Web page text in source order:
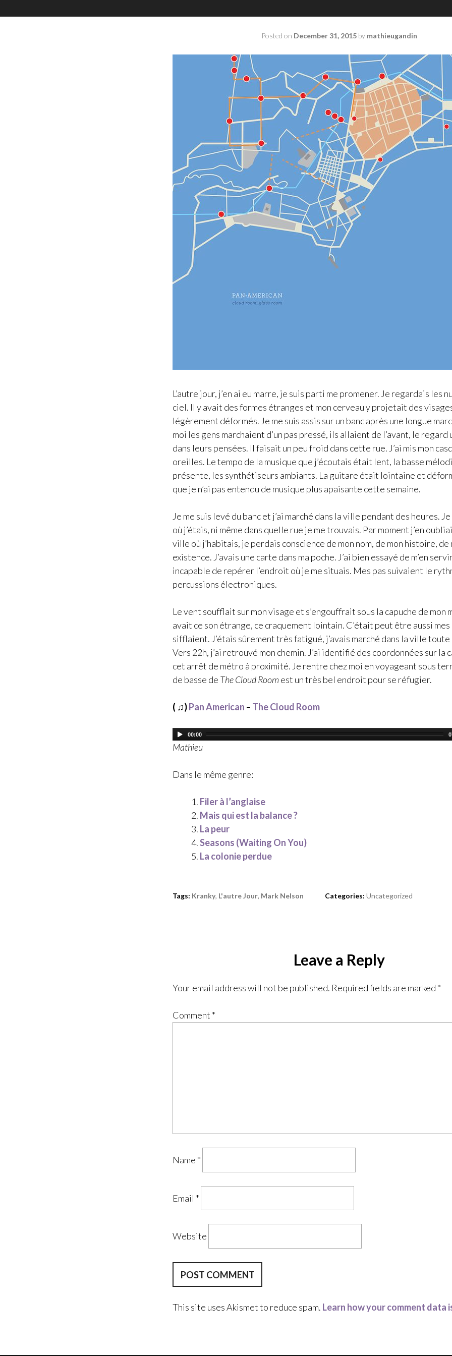
Posted on December 31, 2015by mathieugandin
L’autre jour, j’en ai eu marre, je suis parti me promener. Je regardais les
ciel. Il y avait des formes étranges et mon cerveau y projetait des
légèrement déformés. Je me suis assis sur un banc après une longue
moi les gens marchaient d’un pas pressé, ils allaient de l’avant, le regard
dans leurs pensées. Il faisait un peu froid dans cette rue. J’ai mis mon
oreilles. Le tempo de la musique que j’écoutais était lent, la basse
présente, les synthétiseurs ambiants. La guitare était lointaine et
que je n’ai pas entendu de musique plus apaisante cette semaine.
Je me suis levé du banc et j’ai marché dans la ville pendant des heures.
où j’étais, ni même dans quelle rue je me trouvais. Par moment j’en
ville où j’habitais, je perdais conscience de mon nom, de mon histoire, de
existence. J’avais une carte dans ma poche. J’ai bien essayé de m’en
incapable de repérer l’endroit où je me situais. Mes pas suivaient le
percussions électroniques.
Le vent soufflait sur mon visage et s’engouffrait sous la capuche de mon
avait ce son étrange, ce craquement lointain. C’était peut être aussi
sifflaient. J’étais sûrement très fatigué, j’avais marché dans la ville
Vers 22h, j’ai retrouvé mon chemin. J’ai identifié des coordonnées sur la
cet arrêt de métro à proximité. Je rentre chez moi en voyageant sous
de basse de The Cloud Room est un très bel endroit pour se réfugier.
( ♫)Pan American – The Cloud Room
00:00
Mathieu
Dans le même genre:
Filer à l’anglaise
Mais qui est la balance ?
La peur
Seasons (Waiting On You)
La colonie perdue
Tags: Kranky, L'autre Jour, Mark Nelson Categories: Uncategorized
Leave a Reply
Your email address will not be published. Required fields are marked *
Comment *
Name *
Email *
Website
This site uses Akismet to reduce spam. Learn how your comment data